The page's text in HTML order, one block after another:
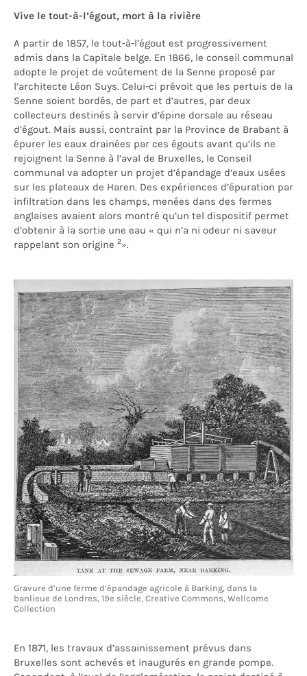
Vive le tout-à-l’égout, mort à la rivière
A partir de 1857, le tout-à-l’égout est progressivement
admis dans la Capitale belge. En 1866, le conseil communal
adopte le projet de voûtement de la Senne proposé par
l’architecte Léon Suys. Celui-ci prévoit que les pertuis de la
Senne soient bordés, de part et d’autres, par deux
collecteurs destinés à servir d’épine dorsale au réseau
d’égout. Mais aussi, contraint par la Province de Brabant à
épurer les eaux drainées par ces égouts avant qu’ils ne
rejoignent la Senne à l’aval de Bruxelles, le Conseil
communal va adopter un projet d’épandage d’eaux usées
sur les plateaux de Haren. Des expériences d’épuration par
infiltration dans les champs, menées dans des fermes
anglaises avaient alors montré qu’un tel dispositif permet
d’obtenir à la sortie une eau « qui n’a ni odeur ni saveur
rappelant son origine 2».
Gravure d’une ferme d’épandage agricole à Barking, dans la
banlieue de Londres, 19e siècle, Creative Commons, Wellcome
Collection
En 1871, les travaux d’assainissement prévus dans
Bruxelles sont achevés et inaugurés en grande pompe.